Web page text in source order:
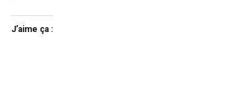
J’aime ça :